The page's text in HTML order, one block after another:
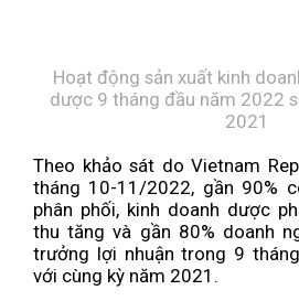
Hoạt động sản xuất kinh
dược 9 tháng đầu năm 2022
2021
Theo khảo sát do Vietnam
tháng 10-11/2022, gần 90%
phân phối, kinh doanh dược
thu tăng và gần 80% doanh
trưởng lợi nhuận trong 9
với cùng kỳ năm 2021.